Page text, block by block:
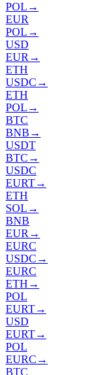
POL →
EUR
POL →
USD
EUR →
ETH
USDC →
ETH
POL →
BTC
BNB →
USDT
BTC →
USDC
EURT→
ETH
SOL →
BNB
EUR →
EURC
USDC →
EURC
ETH →
POL
EURT→
USD
EURT→
POL
EURC →
BTC